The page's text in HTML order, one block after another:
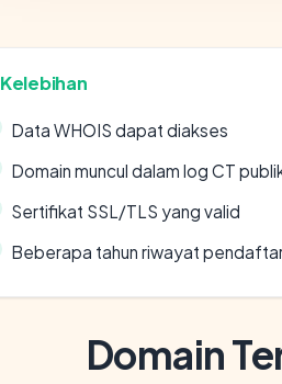
Kelebihan
Data WHOIS dapat diakses
Domain muncul dalam log CT
Sertifikat SSL/TLS yang valid
Beberapa tahun riwayat
Domain